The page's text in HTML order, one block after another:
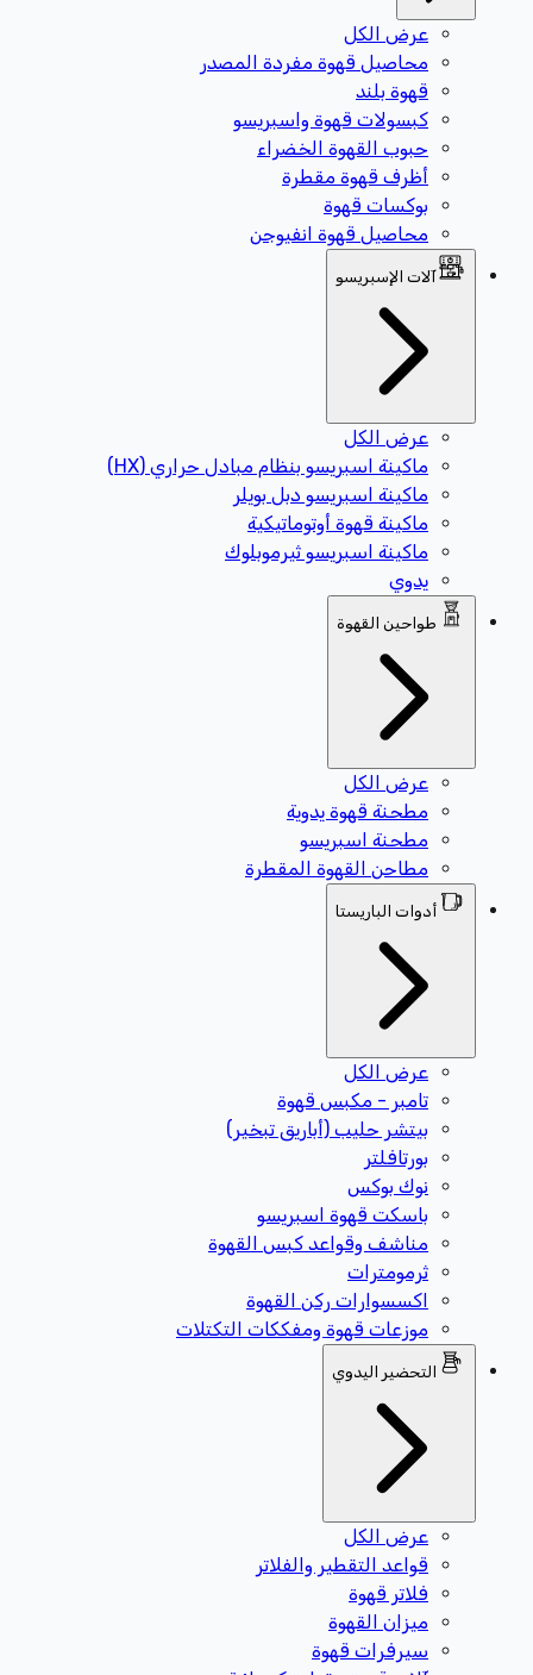
عرض الكل
محاصيل قهوة مفردة المصدر
قهوة بلند
كبسولات قهوة واسبريسو
حبوب القهوة الخضراء
أظرف قهوة مقطرة
بوكسات قهوة
محاصيل قهوة انفيوجن
آلات الإسبريسو
عرض الكل
ماكينة اسبريسو بنظام مبادل حراري (HX)
ماكينة اسبريسو دبل بويلر
ماكينة قهوة أوتوماتيكية
ماكينة اسبريسو ثيرموبلوك
يدوي
طواحين القهوة
عرض الكل
مطحنة قهوة يدوية
مطحنة اسبريسو
مطاحن القهوة المقطرة
أدوات الباريستا
عرض الكل
تامبر - مكبس قهوة
بيتشر حليب (أباريق تبخير)
بورتافلتر
نوك بوكس
باسكت قهوة اسبريسو
مناشف وقواعد كبس القهوة
ثرمومترات
اكسسوارات ركن القهوة
موزعات قهوة ومفككات التكتلات
التحضير اليدوي
عرض الكل
قواعد التقطير والفلاتر
فلاتر قهوة
ميزان القهوة
سيرفرات قهوة